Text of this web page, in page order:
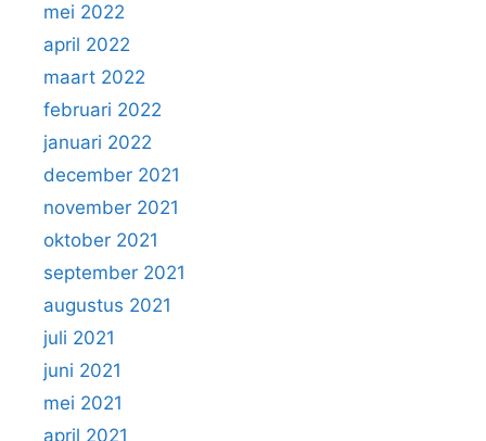
mei 2022
april 2022
maart 2022
februari 2022
januari 2022
december 2021
november 2021
oktober 2021
september 2021
augustus 2021
juli 2021
juni 2021
mei 2021
april 2021